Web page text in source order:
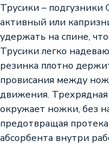
Трусики – подгузники
активный или
удержать на спине,
Трусики легко
резинка плотно
провисания между
движения. Трехрядная
окружает ножки, без
предотвращая
абсорбента внутри